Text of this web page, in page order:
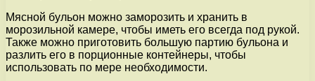
Мясной бульон можно заморозить и хранить в
морозильной камере, чтобы иметь его всегда под рукой.
Также можно приготовить большую партию бульона и
разлить его в порционные контейнеры, чтобы
использовать по мере необходимости.